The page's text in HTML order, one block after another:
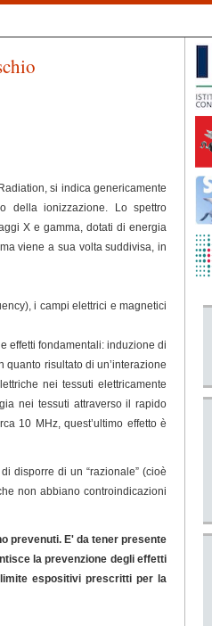
si indica genericamente
della ionizzazione. Lo spettro
X e gamma, dotati di energia
viene a sua volta suddivisa, in
i campi elettrici e magnetici
effetti fondamentali: induzione di
quanto risultato di un’interazione
nei tessuti elettricamente
nei tessuti attraverso il rapido
10 MHz, quest’ultimo effetto è
disporre di un “razionale” (cioè
non abbiano controindicazioni
prevenuti. E' da tener presente
la prevenzione degli effetti
espositivi prescritti per la